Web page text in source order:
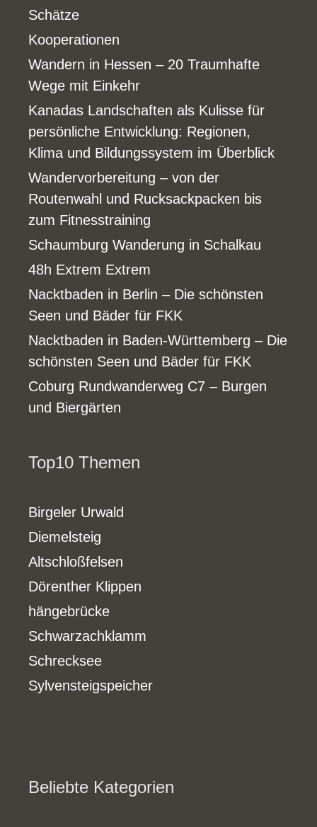
Schätze
Kooperationen
Wandern in Hessen – 20 Traumhafte
Wege mit Einkehr
Kanadas Landschaften als Kulisse für
persönliche Entwicklung: Regionen,
Klima und Bildungssystem im Überblick
Wandervorbereitung – von der
Routenwahl und Rucksackpacken bis
zum Fitnesstraining
Schaumburg Wanderung in Schalkau
48h Extrem Extrem
Nacktbaden in Berlin – Die schönsten
Seen und Bäder für FKK
Nacktbaden in Baden-Württemberg – Die
schönsten Seen und Bäder für FKK
Coburg Rundwanderweg C7 – Burgen
und Biergärten
Top10 Themen
Birgeler Urwald
Diemelsteig
Altschloßfelsen
Dörenther Klippen
hängebrücke
Schwarzachklamm
Schrecksee
Sylvensteigspeicher
Beliebte Kategorien